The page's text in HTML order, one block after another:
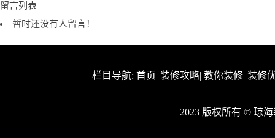
留言列表
暂时还没有人留言！
栏目导航: 首页| 装修攻略| 教你装修| 装修
2023 版权所有 © 琼